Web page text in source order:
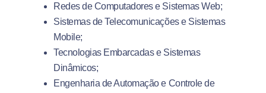
Redes de Computadores e Sistemas Web;
Sistemas de Telecomunicações e Sistemas
Mobile;
Tecnologias Embarcadas e Sistemas
Dinâmicos;
Engenharia de Automação e Controle de